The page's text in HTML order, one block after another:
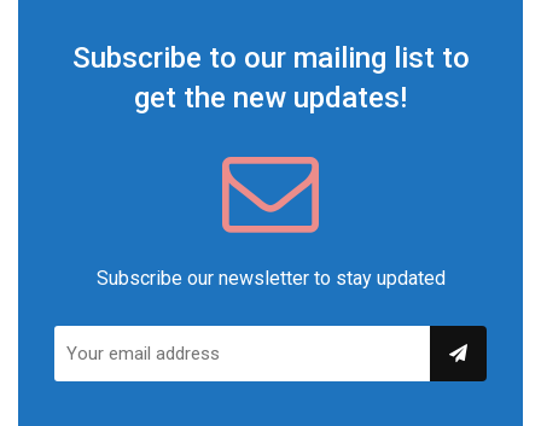
Subscribe to our mailing list to
get the new updates!
Subscribe our newsletter to stay updated